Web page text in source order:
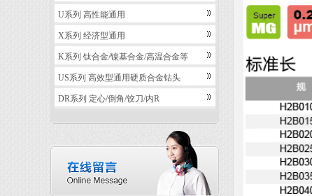
U系列 高性能通用
X系列 经济型通用
K系列 钛合金/镍基合金/高温合金等
US系列 高效型通用硬质合金钻头
DR系列 定心/倒角/饺刀/内R